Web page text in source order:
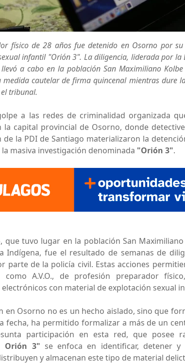
físico de 28 años fue detenido en Osorno por
infantil "Orión 3". La diligencia, liderada por la
llevó a cabo en la población San Maximiliano
medida cautelar de firma quincenal mientras dure
tribunal.
a las redes de criminalidad organizada
la capital provincial de Osorno, donde
de la PDI de Santiago materializaron la
masiva investigación denominada "Orión 3".
que tuvo lugar en la población San
Indígena, fue el resultado de semanas de
parte de la policía civil. Estas acciones
como A.V.O., de profesión preparador
con material de explotación sexual
en Osorno no es un hecho aislado, sino que
fecha, ha permitido formalizar a más de un
participación en esta red, que posee
Orión 3" se enfoca en identificar, detener
y almacenan este tipo de material